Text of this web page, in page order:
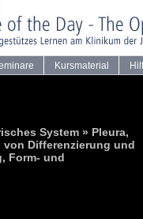
Kursmaterial
System » Pleura,
von Differenzierung und
Form- und